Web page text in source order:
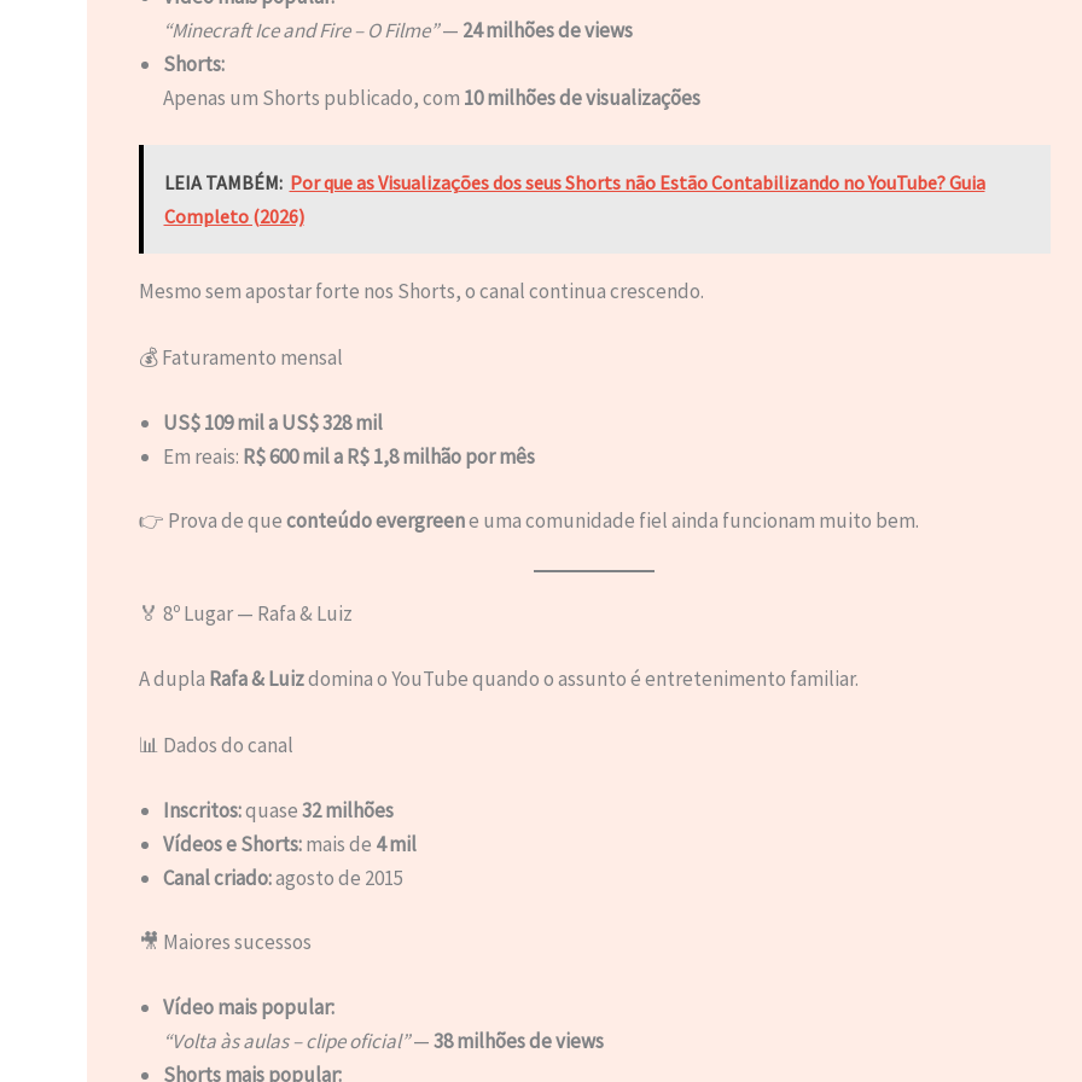
“Minecraft Ice and Fire – O Filme”— 24 milhões de views
Shorts:
Apenas um Shorts publicado, com 10 milhões de visualizações
LEIA TAMBÉM: Por que as Visualizações dos seus Shorts não Estão Contabilizando no YouTube? Guia
Completo (2026)
Mesmo sem apostar forte nos Shorts, o canal continua crescendo.
💰 Faturamento mensal
US$ 109 mil a US$ 328 mil
Em reais: R$ 600 mil a R$ 1,8 milhão por mês
👉 Prova de queconteúdo evergreene uma comunidade fiel ainda funcionam muito bem.
🏅 8º Lugar — Rafa & Luiz
A dupla Rafa & Luizdomina o YouTube quando o assunto é entretenimento familiar.
📊 Dados do canal
Inscritos:quase32 milhões
Vídeos e Shorts:mais de 4 mil
Canal criado:agosto de 2015
🎥 Maiores sucessos
Vídeo mais popular:
“Volta às aulas – clipe oficial”—38 milhões de views
Shorts mais popular: